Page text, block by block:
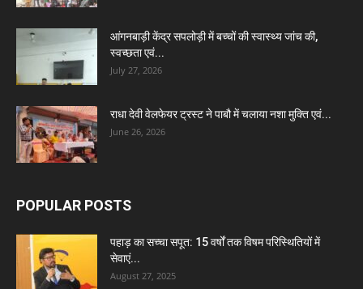
आंगनबाड़ी केंद्र सपलोड़ी में बच्चों की स्वास्थ्य जांच की,
स्वच्छता एवं...
July 27, 2026
राधा देवी वेलफेयर ट्रस्ट ने पाबौ में चलाया नशा मुक्ति एवं...
June 26, 2026
POPULAR POSTS
पहाड़ का सच्चा सपूत: 15 वर्षों तक विषम परिस्थितियों में
सेवाएं...
August 27, 2025